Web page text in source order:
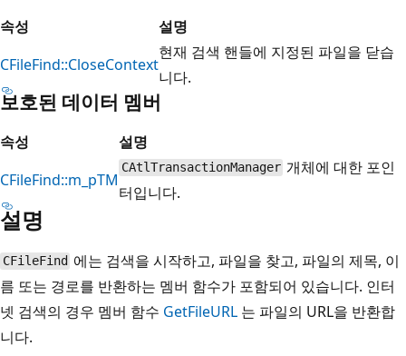
속성
설명
CFileFind::CloseContext
현재 검색 핸들에 지정된 파일을 닫습
니다.
보호된 데이터 멤버
속성
설명
CFileFind::m_pTM
CAtlTransactionManager 개체에 대한 포인
터입니다.
설명
CFileFind 에는 검색을 시작하고, 파일을 찾고, 파일의 제목, 이
름 또는 경로를 반환하는 멤버 함수가 포함되어 있습니다. 인터
넷 검색의 경우 멤버 함수 GetFileURL 는 파일의 URL을 반환합
니다.